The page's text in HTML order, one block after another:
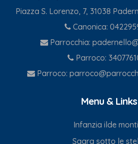
Piazza S. Lorenzo, 7, 31038
Canonica:
Parrocchia:
Parroco:
Parroco:
Menu & Links
Infanzia ilde
Sagra sotto le